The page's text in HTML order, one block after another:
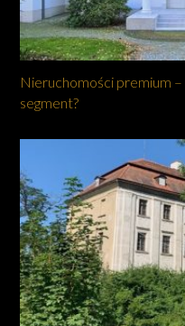
Nieruchomości premium
segment?